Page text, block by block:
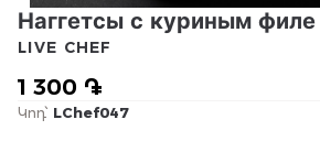
Наггетсы с куриным филе
1 300 ֏
LIVE CHEF
Կոդ՝ LChef047